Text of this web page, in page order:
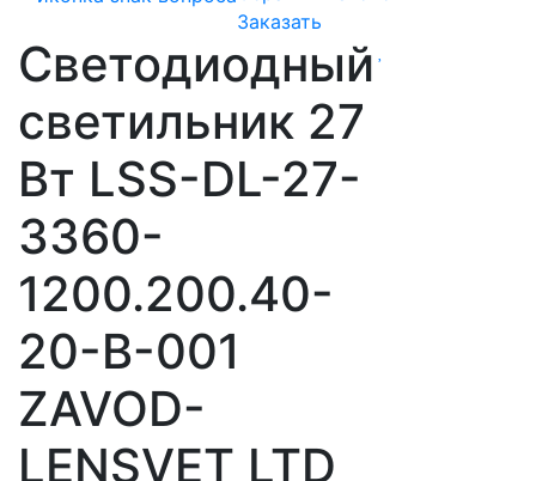
Заказать
Светодиодный
светильник 27
Вт LSS-DL-27-
3360-
1200.200.40-
20-B-001
ZAVOD-
LENSVET LTD